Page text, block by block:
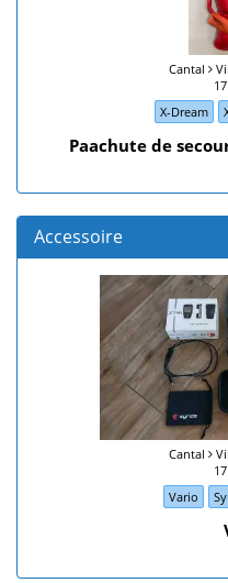
Cantal
X-Dream
Paachute de
Accessoire
Cantal
Vario